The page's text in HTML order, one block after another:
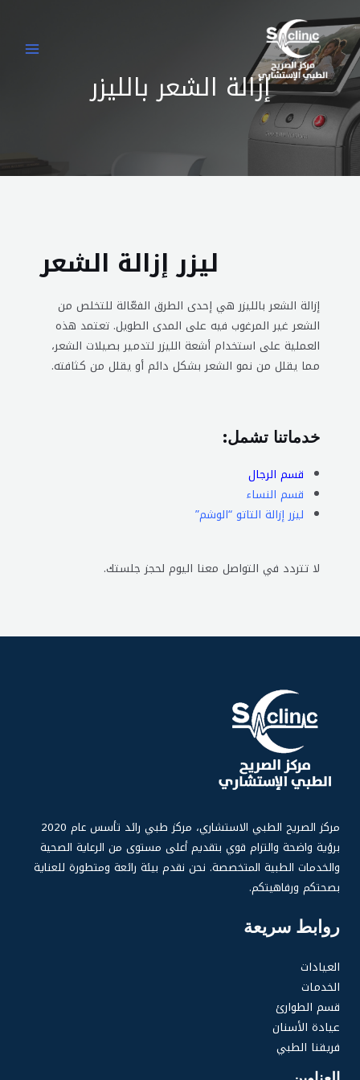
إلى
المحتوى
إزالة الشعر بالليزر
ليزر إزالة الشعر
إزالة الشعر بالليزر هي إحدى الطرق الفعّالة للتخلص من
الشعر غير المرغوب فيه على المدى الطويل. تعتمد هذه
العملية على استخدام أشعة الليزر لتدمير بصيلات الشعر،
مما يقلل من نمو الشعر بشكل دائم أو يقلل من كثافته.
خدماتنا تشمل:
قسم الرجال
قسم النساء
ليزر إزالة التاتو “الوشم”
لا تتردد في التواصل معنا اليوم لحجز جلستك.
مركز الصر
يح الطبي الاستشاري، مركز طبي رائد تأسس عام 2020
برؤية واضحة والتزام قوي بتقديم أعلى مستوى من الرعاية الصحية
والخدمات الطبية المتخصصة. نحن نقدم بيئة رائعة ومتطورة للعناية
بصحتكم ورفاهيتكم.
روابط سريعة
العيادات
الخدمات
قسم الطوارئ
عيادة الأسنان
فريقنا الطبي